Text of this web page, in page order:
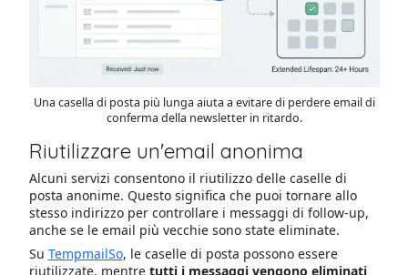
Una casella di posta più lunga aiuta a evitare di perdere email di
conferma della newsletter in ritardo.
Riutilizzare un'email anonima
Alcuni servizi consentono il riutilizzo delle caselle di
posta anonime. Questo significa che puoi tornare allo
stesso indirizzo per controllare i messaggi di follow-up,
anche se le email più vecchie sono state eliminate.
Su TempmailSo, le caselle di posta possono essere
riutilizzate, mentre tutti i messaggi vengono eliminati